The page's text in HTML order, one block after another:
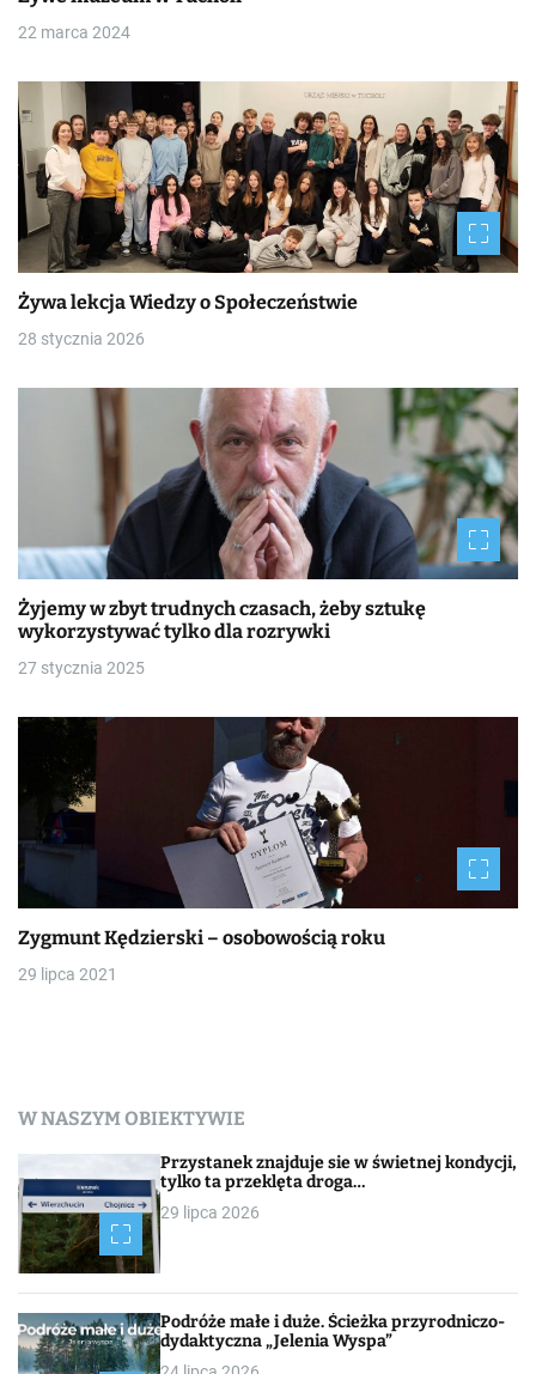
22 marca 2024
Żywa lekcja Wiedzy o Społeczeństwie
28 stycznia 2026
Żyjemy w zbyt trudnych czasach, żeby sztukę
wykorzystywać tylko dla rozrywki
27 stycznia 2025
Zygmunt Kędzierski – osobowością roku
29 lipca 2021
W NASZYM OBIEKTYWIE
Przystanek znajduje sie w świetnej kondycji,
tylko ta przeklęta droga…
29 lipca 2026
Podróże małe i duże. Ścieżka przyrodniczo-
dydaktyczna „Jelenia Wyspa”